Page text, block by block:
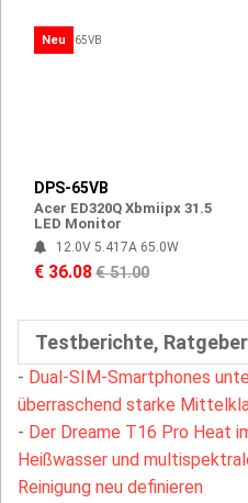
Neu
DPS-65VB
Acer ED320Q Xbmiipx 31.5
LED Monitor
12.0V 5.417A 65.0W
€ 36.08€ 51.00
Testberichte,
- Dual-SIM-Smartphones
überraschend starke
- Der Dreame T16 Pro Heat
Heißwasser und
Reinigung neu definieren